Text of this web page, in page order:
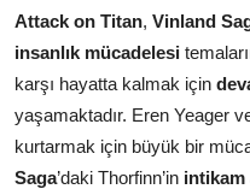
Attack on Titan, Vinland
insanlık mücadelesi
karşı hayatta kalmak için
yaşamaktadır. Eren Yeager
kurtarmak için büyük bir
Saga’daki Thorfinn’in intikam